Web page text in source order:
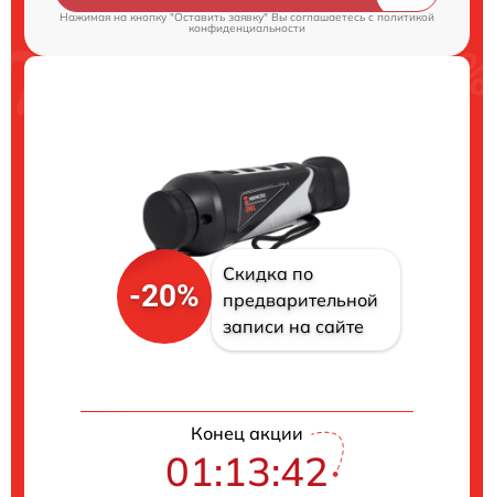
Нажимая на кнопку "Оставить заявку" Вы соглашаетесь cполитикой
конфиденциальности
-20%
Скидка по
предварительной
записи на сайте
Конец акции
01:13:41